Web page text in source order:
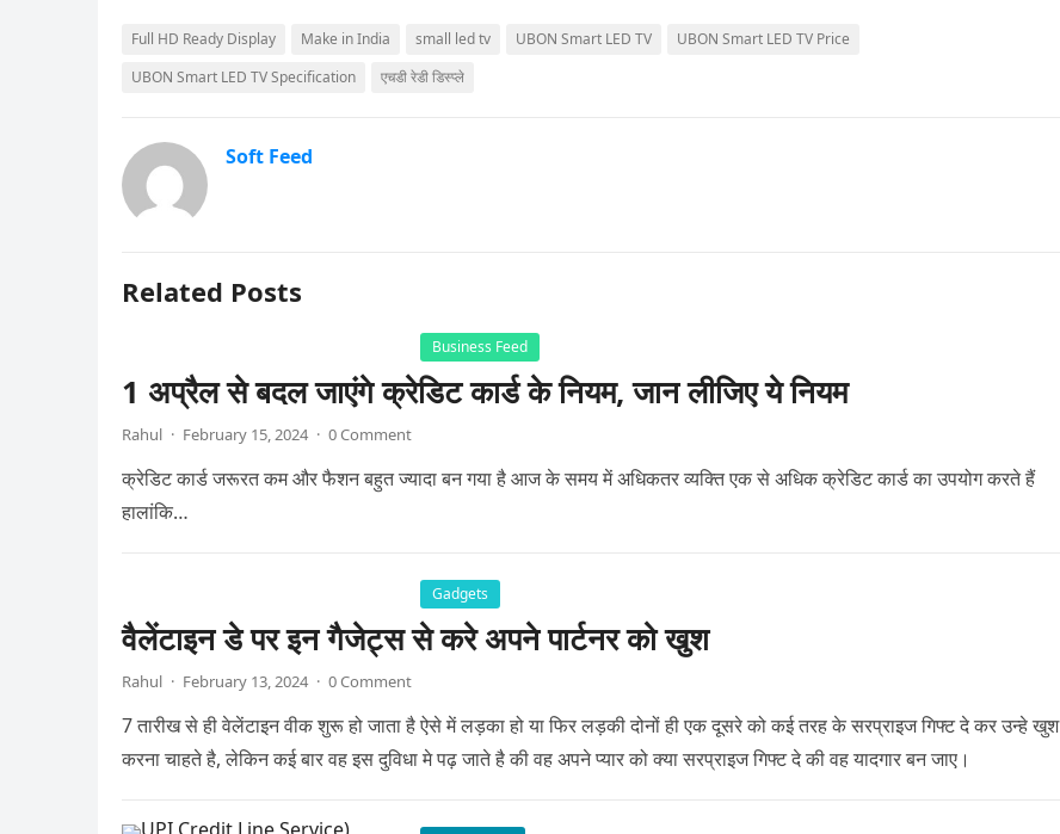
Full HD Ready Display Make in India small led tv UBON Smart LED TV
UBON Smart LED TV Price
UBON Smart LED TV Specification
एचडी रेडी डिस्प्ले
Soft Feed
Related Posts
Business Feed
1 अप्रैल से बदल जाएंगे क्रेडिट कार्ड के नियम, जान लीजिए ये नियम
Rahul · February 15, 2024 · 0 Comment
क्रेडिट कार्ड जरूरत कम और फैशन बहुत ज्यादा बन गया है आज के समय में अधिकतर व्यक्ति एक से अधिक क्रेडिट कार्ड का उपयोग करते हैं
हालांकि…
Gadgets
वैलेंटाइन डे पर इन गैजेट्स से करे अपने पार्टनर को खुश
Rahul · February 13, 2024 · 0 Comment
7 तारीख से ही वेलेंटाइन वीक शुरू हो जाता है ऐसे में लड़का हो या फिर लड़की दोनों ही एक दूसरे को कई तरह के सरप्राइज गिफ्ट दे कर उन्हे खुश
करना चाहते है, लेकिन कई बार वह इस दुविधा मे पढ़ जाते है की वह अपने प्यार को क्या सरप्राइज गिफ्ट दे की वह यादगार बन जाए।